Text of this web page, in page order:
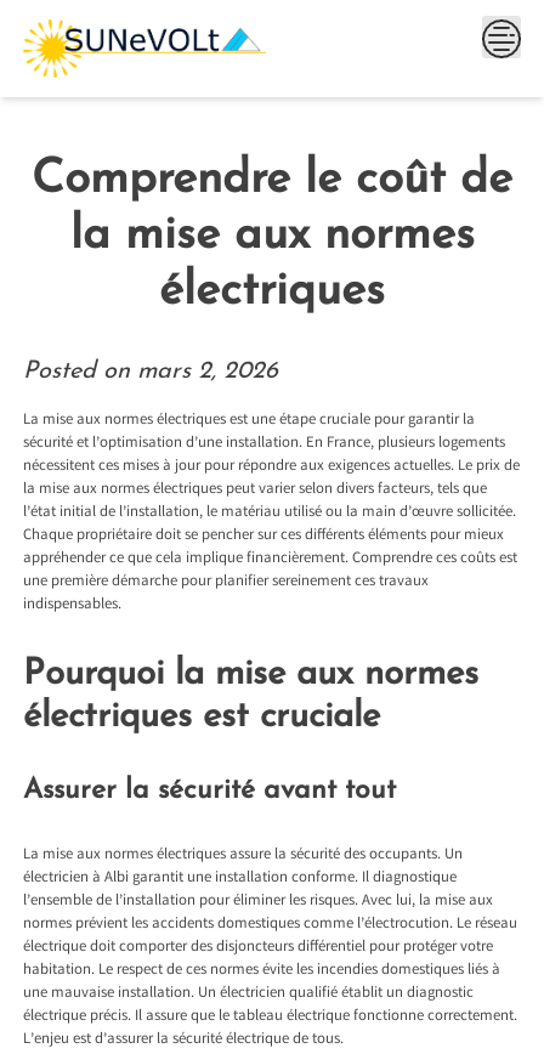
content
Comprendre le coût de
la mise aux normes
électriques
Posted on mars 2, 2026
La mise aux normes électriques est une étape cruciale pour garantir la
sécurité et l’optimisation d’une installation. En France, plusieurs logements
nécessitent ces mises à jour pour répondre aux exigences actuelles. Le prix de
la mise aux normes électriques peut varier selon divers facteurs, tels que
l’état initial de l’installation, le matériau utilisé ou la main d’œuvre sollicitée.
Chaque propriétaire doit se pencher sur ces différents éléments pour mieux
appréhender ce que cela implique financièrement. Comprendre ces coûts est
une première démarche pour planifier sereinement ces travaux
indispensables.
Pourquoi la mise aux normes
électriques est cruciale
Assurer la sécurité avant tout
La mise aux normes électriques assure la sécurité des occupants. Un
électricien à Albi garantit une installation conforme. Il diagnostique
l’ensemble de l’installation pour éliminer les risques. Avec lui, la mise aux
normes prévient les accidents domestiques comme l’électrocution. Le réseau
électrique doit comporter des disjoncteurs différentiel pour protéger votre
habitation. Le respect de ces normes évite les incendies domestiques liés à
une mauvaise installation. Un électricien qualifié établit un diagnostic
électrique précis. Il assure que le tableau électrique fonctionne correctement.
L’enjeu est d’assurer la sécurité électrique de tous.